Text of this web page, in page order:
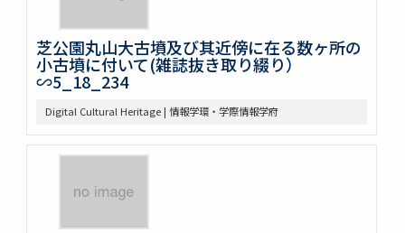
芝公園丸山大古墳及び其近傍に在る数ヶ所の
小古墳に付いて(雑誌抜き取り綴り）
∽5_18_234
Digital Cultural Heritage | 情報学環・学際情報学府